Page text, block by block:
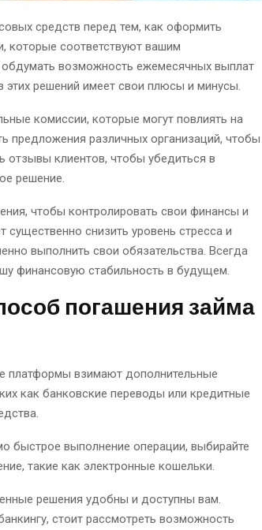
средств перед тем, как оформить
которые соответствуют вашим
возможность ежемесячных выплат
решений имеет свои плюсы и минусы.
комиссии, которые могут повлиять на
различных организаций, чтобы
отзывы клиентов, чтобы убедиться в
решение.
чтобы контролировать свои финансы и
снизить уровень стресса и
выполнить свои обязательства. Всегда
финансовую стабильность в будущем.
погашения займа
платформы взимают дополнительные
как банковские переводы или кредитные
быстрое выполнение операции, выбирайте
такие как электронные кошельки.
решения удобны и доступны вам.
стоит рассмотреть возможность